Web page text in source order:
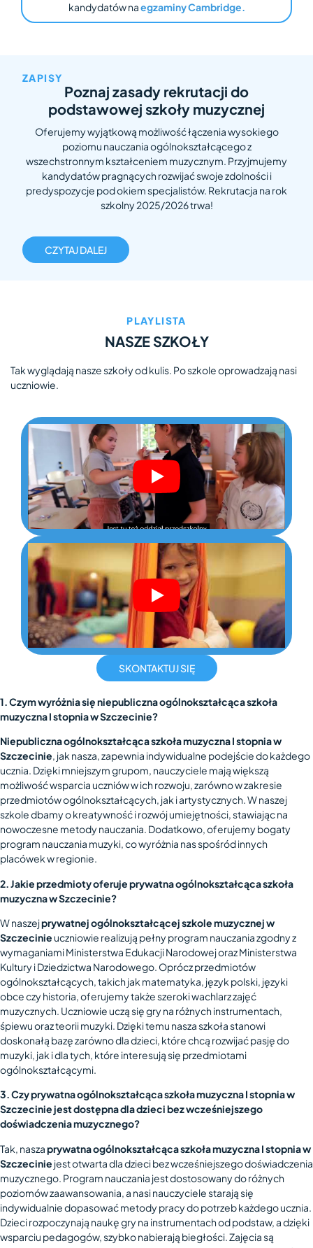
kandydatów naegzaminy Cambridge.
ZAPISY
Poznaj zasady rekrutacji do
podstawowej szkoły muzycznej
Oferujemy wyjątkową możliwość łączenia wysokiego
poziomu nauczania ogólnokształcącego z
wszechstronnym kształceniem muzycznym. Przyjmujemy
kandydatów pragnących rozwijać swoje zdolności i
predyspozycje pod okiem specjalistów. Rekrutacja na rok
szkolny 2025/2026 trwa!
CZYTAJ DALEJ
PLAYLISTA
NASZE SZKOŁY
Tak wyglądają nasze szkoły od kulis. Po szkole oprowadzają nasi
uczniowie.
SKONTAKTUJ SIĘ
1. Czym wyróżnia się niepubliczna ogólnokształcąca szkoła
muzyczna I stopnia w Szczecinie?
Niepubliczna ogólnokształcąca szkoła muzyczna I stopnia w
Szczecinie, jak nasza, zapewnia indywidualne podejście do każdego
ucznia. Dzięki mniejszym grupom, nauczyciele mają większą
możliwość wsparcia uczniów w ich rozwoju, zarówno w zakresie
przedmiotów ogólnokształcących, jak i artystycznych. W naszej
szkole dbamy o kreatywność i rozwój umiejętności, stawiając na
nowoczesne metody nauczania. Dodatkowo, oferujemy bogaty
program nauczania muzyki, co wyróżnia nas spośród innych
placówek w regionie.
2. Jakie przedmioty oferuje prywatna ogólnokształcąca szkoła
muzyczna w Szczecinie?
W naszejprywatnej ogólnokształcącej szkole muzycznej w
Szczecinie uczniowie realizują pełny program nauczania zgodny z
wymaganiami Ministerstwa Edukacji Narodowej oraz Ministerstwa
Kultury i Dziedzictwa Narodowego. Oprócz przedmiotów
ogólnokształcących, takich jak matematyka, język polski, języki
obce czy historia, oferujemy także szeroki wachlarz zajęć
muzycznych. Uczniowie uczą się gry na różnych instrumentach,
śpiewu oraz teorii muzyki. Dzięki temu nasza szkoła stanowi
doskonałą bazę zarówno dla dzieci, które chcą rozwijać pasję do
muzyki, jak i dla tych, które interesują się przedmiotami
ogólnokształcącymi.
3. Czy prywatna ogólnokształcąca szkoła muzyczna I stopnia w
Szczecinie jest dostępna dla dzieci bez wcześniejszego
doświadczenia muzycznego?
Tak, naszaprywatna ogólnokształcąca szkoła muzyczna I stopnia w
Szczecinie jest otwarta dla dzieci bez wcześniejszego doświadczenia
muzycznego. Program nauczania jest dostosowany do różnych
poziomów zaawansowania, a nasi nauczyciele starają się
indywidualnie dopasować metody pracy do potrzeb każdego ucznia.
Dzieci rozpoczynają naukę gry na instrumentach od podstaw, a dzięki
wsparciu pedagogów, szybko nabierają biegłości. Zajęcia są